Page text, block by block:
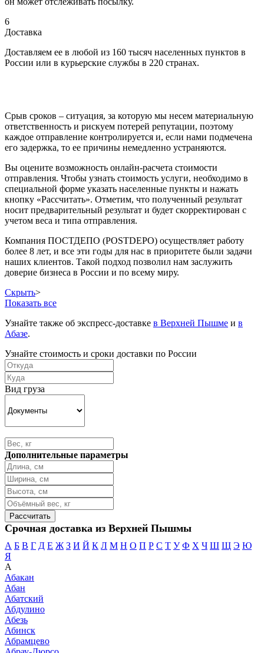
6
Доставка
Доставляем ее в любой из 160 тысяч населенных пунктов в
России или в курьерские службы в 220 странах.
Срыв сроков – ситуация, за которую мы несем материальную
ответственность и рискуем потерей репутации, поэтому
каждое отправление контролируется и, если нами подмечена
его задержка, то ее причины немедленно устраняются.
Вы оцените возможность онлайн-расчета стоимости
отправления. Чтобы узнать стоимость услуги, необходимо в
специальной форме указать населенные пункты и нажать
кнопку «Рассчитать». Отметим, что полученный результат
носит предварительный результат и будет скорректирован с
учетом веса и типа отправления.
Компания ПОСТДЕПО (POSTDEPO) осуществляет работу
более 8 лет, и все эти годы для нас в приоритете были задачи
наших клиентов. Такой подход позволил нам заслужить
доверие бизнеса в России и по всему миру.
Скрыть>
Показать все
Узнайте также об экспресс-доставке в Верхней Пышме и в
Абазе.
Узнайте стоимость и сроки доставки по России
Вид груза
Дополнительные параметры
Срочная доставка из Верхней Пышмы
А Б В Г Д Е Ж З И Й К Л М Н О П Р С Т У Ф Х Ч Ш Щ Э Ю
Я
А
Абакан
Абан
Абатский
Абдулино
Абезь
Абинск
Абрамцево